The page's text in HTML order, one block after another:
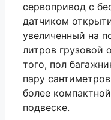
сервопривод с
датчиком
увеличенный на
литров грузовой
того, пол
пару
более
подвеске.